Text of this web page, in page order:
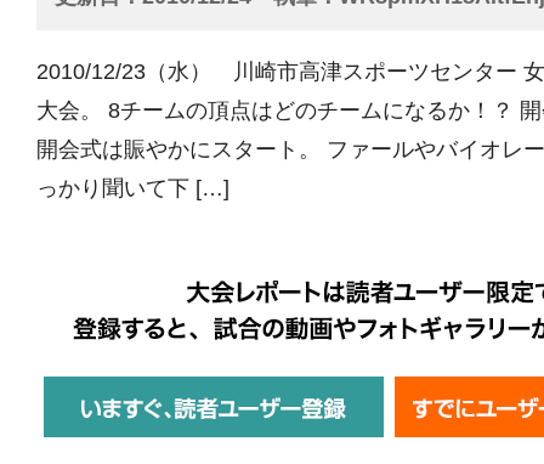
2010/12/23（水） 川崎市高津スポーツセンター
大会。 8チームの頂点はどのチームになるか！？
開会式は賑やかにスタート。 ファールやバイオレ
っかり聞いて下 […]